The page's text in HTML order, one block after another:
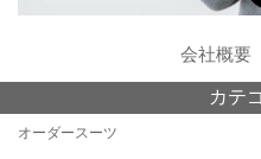
会社概要
カテ
オーダースーツ